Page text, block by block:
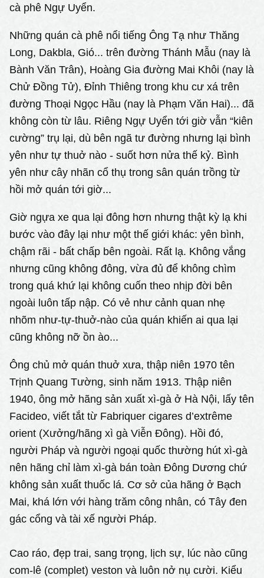
cà phê Ngự Uyển.
Những quán cà phê nổi tiếng Ông Tạ như Thăng
Long, Dakbla, Gió... trên đường Thánh Mẫu (nay là
Bành Văn Trân), Hoàng Gia đường Mai Khôi (nay là
Chử Đồng Tử), Đỉnh Thiêng trong khu cư xá trên
đường Thoại Ngọc Hầu (nay là Phạm Văn Hai)... đã
không còn từ lâu. Riêng Ngự Uyển tới giờ vẫn “kiên
cường” trụ lại, dù bên ngã tư đường nhưng lại bình
yên như tự thuở nào - suốt hơn nửa thế kỷ. Bình
yên như cây nhãn cổ thụ trong sân quán trồng từ
hồi mở quán tới giờ...
Giờ ngựa xe qua lại đông hơn nhưng thật kỳ lạ khi
bước vào đây lại như một thế giới khác: yên bình,
chậm rãi - bất chấp bên ngoài. Rất lạ. Không vắng
nhưng cũng không đông, vừa đủ để không chìm
trong quá khứ lại không cuốn theo nhịp đời bên
ngoài luôn tấp nập. Có vẻ như cảnh quan nhẹ
nhõm như-tự-thuở-nào của quán khiến ai qua lại
cũng không nỡ ồn ào...
Ông chủ mở quán thuở xưa, thập niên 1970 tên
Trịnh Quang Tường, sinh năm 1913. Thập niên
1940, ông mở hãng sản xuất xì-gà ở Hà Nội, lấy tên
Facideo, viết tắt từ Fabriquer cigares d’extrême
orient (Xưởng/hãng xì gà Viễn Đông). Hồi đó,
người Pháp và người ngoại quốc thường hút xì-gà
nên hãng chỉ làm xì-gà bán toàn Đông Dương chứ
không sản xuất thuốc lá. Cơ sở của hãng ở Bạch
Mai, khá lớn với hàng trăm công nhân, có Tây đen
gác cổng và tài xế người Pháp.
Cao ráo, đẹp trai, sang trọng, lịch sự, lúc nào cũng
com-lê (complet) veston và luôn nở nụ cười. Kiểu